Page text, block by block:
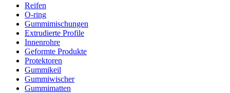
Reifen
O-ring
Gummimischungen
Extrudierte Profile
Innenrohre
Geformte Produkte
Protektoren
Gummikeil
Gummiwischer
Gummimatten